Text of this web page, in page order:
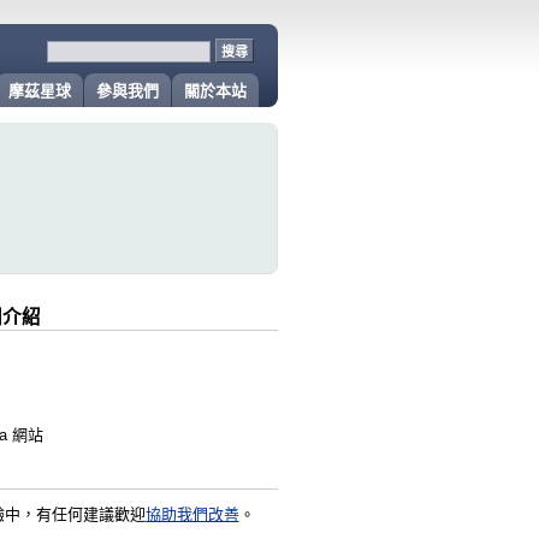
關於本站
參與我們
摩茲星球
紹
網站
，有任何建議歡迎協助我們改善。